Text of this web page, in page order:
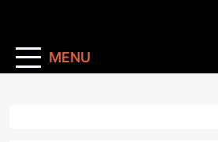
MENU